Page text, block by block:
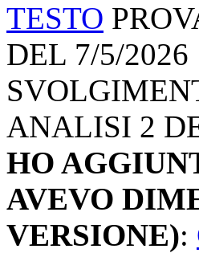
TESTO
DEL 7/5/2026
ANALISI 2
HO
AVEVO
VERSIONE):